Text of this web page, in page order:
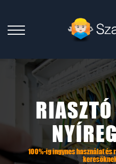
RIASZTÓ
100%-ig ingynes használat